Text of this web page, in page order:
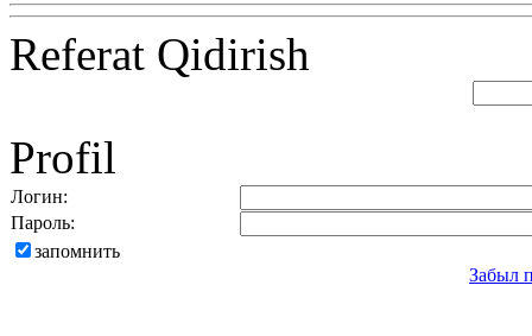
Referat Qidirish
Profil
Логин:
Пароль:
запомнить
Забыл